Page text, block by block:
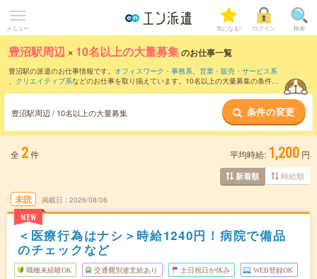
メニュー 気になる! ログイン 検索
豊沼駅周辺 × 10名以上の大量募集のお仕事一覧
豊沼駅の派遣のお仕事情報です。 オフィスワーク・事務系、 営業・販売・サービス系
、 クリエイティブ系などのお仕事を取り揃えています。10名以上の大量募集の条件の
豊沼駅周辺 / 10名以上の大量募集 条件の変更
全 2件 平均時給: 1,200 円
新着順 時給順
未読
NEW
掲載日 2026/08/06
＜医療行為はナシ＞時給1240円！病院で備品
のチェックなど
職種未経験OK 交通費別途支給あり 土日祝日が休み WEB登録OK